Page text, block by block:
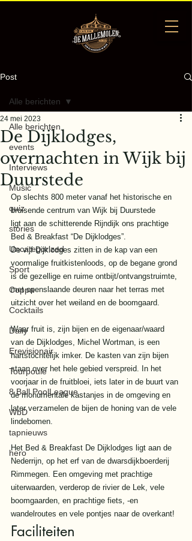
Post
Alle berichten
events
Interviews
Music
quiz
stories
Uncategorized
Sport
Coppa
Cocktails
Daily
Erevisionair
Tourpoule
8 Ball PoolLeague
WbD
tapnieuws
hero
Alle berichten
De Dijklodges,
overnachten in Wijk bij
Duurstede
24 mei 2023
Op slechts 800 meter vanaf het historische en
bruisende centrum van Wijk bij Duurstede
ligt aan de schitterende Rijndijk ons prachtige
Bed & Breakfast “De Dijklodges”.
De vijf Dijklodges zitten in de kap van een
voormalige fruitkistenloods, op de begane grond
is de gezellige en ruime ontbijt/ontvangstruimte,
met openslaande deuren naar het terras met
uitzicht over het weiland en de boomgaard.
Waar fruit is, zijn bijen en de eigenaar/waard
van de Dijklodges, Michel Wortman, is een
hartstochtelijk imker. De kasten van zijn bijen
staan over het hele gebied verspreid. In het
voorjaar in de fruitbloei, iets later in de buurt van
de monumentale kastanjes in de omgeving en
later verzamelen de bijen de honing van de vele
lindebomen.
Het Bed & Breakfast De Dijklodges ligt aan de
Nederrijn, op het erf van de dwarsdijkboerderij
Rimmegen. Een omgeving met prachtige
uiterwaarden, verderop de rivier de Lek, vele
boomgaarden, en prachtige fiets, -en
wandelroutes en vele pontjes naar de overkant!
Faciliteiten